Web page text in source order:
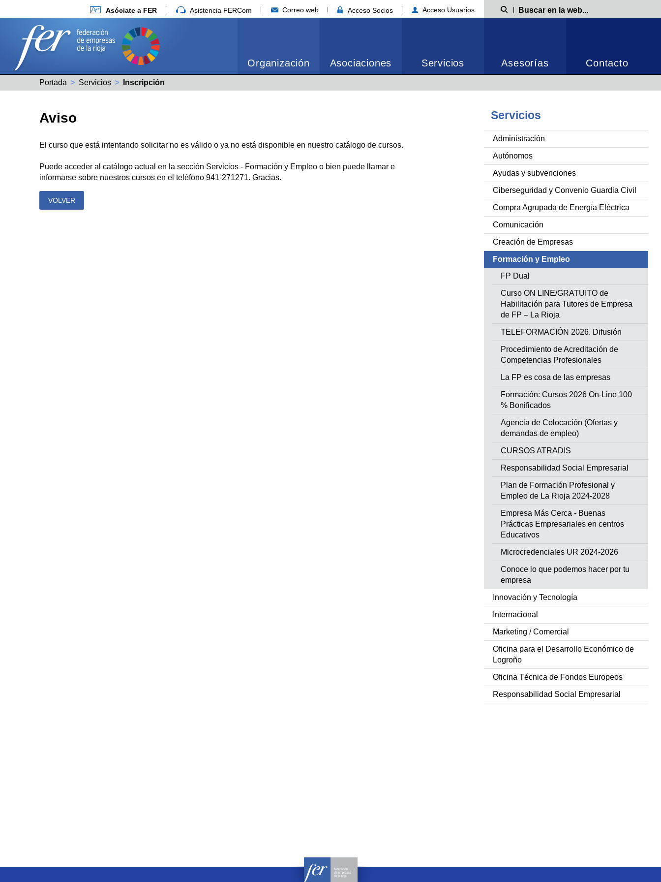
Asóciate a FER Asistencia FERCom Correo web Acceso Socios Acceso Usuarios Búsqueda
Organización Asociaciones Servicios Asesorías Contacto
Portada Servicios Actual:
Inscripción
Servicios
Administración
Autónomos
Ayudas y subvenciones
Ciberseguridad y Convenio Guardia Civil
Compra Agrupada de Energía Eléctrica
Comunicación
Creación de Empresas
Formación y Empleo
FP Dual
Curso ON LINE/GRATUITO de
Habilitación para Tutores de Empresa
de FP – La Rioja
TELEFORMACIÓN 2026. Difusión
Procedimiento de Acreditación de
Competencias Profesionales
La FP es cosa de las empresas
Formación: Cursos 2026 On-Line 100
% Bonificados
Agencia de Colocación (Ofertas y
demandas de empleo)
CURSOS ATRADIS
Responsabilidad Social Empresarial
Plan de Formación Profesional y
Empleo de La Rioja 2024-2028
Empresa Más Cerca - Buenas
Prácticas Empresariales en centros
Educativos
Microcredenciales UR 2024-2026
Conoce lo que podemos hacer por tu
empresa
Innovación y Tecnología
Internacional
Marketing / Comercial
Oficina para el Desarrollo Económico de
Logroño
Oficina Técnica de Fondos Europeos
Responsabilidad Social Empresarial
Aviso
El curso que está intentando solicitar no es válido o ya no está disponible en nuestro catálogo de cursos.
Puede acceder al catálogo actual en la sección Servicios - Formación y Empleo o bien puede llamar e
informarse sobre nuestros cursos en el teléfono 941-271271. Gracias.
VOLVER